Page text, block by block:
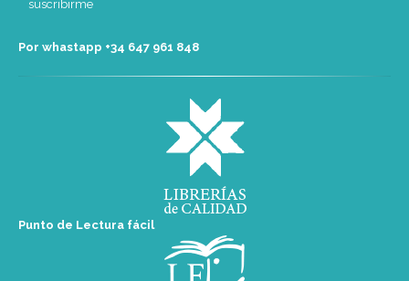
Por whastapp +34 ‭647 961 848‬
Punto de Lectura fácil